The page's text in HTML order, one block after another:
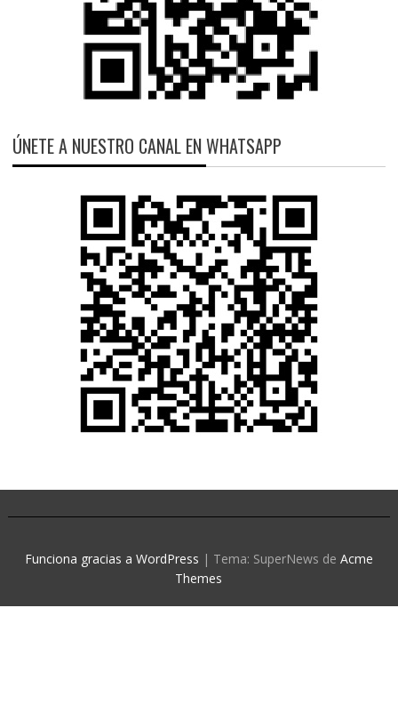
ÚNETE A NUESTRO CANAL EN WHATSAPP
Funciona gracias a WordPress | Tema: SuperNews de Acme
Themes